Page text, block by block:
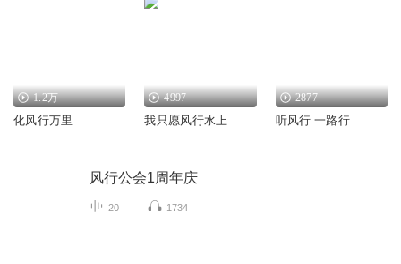
1.2万
化风行万里
4997
我只愿风行水上
2877
听风行 一路行
风行公会1周年庆
20 1734